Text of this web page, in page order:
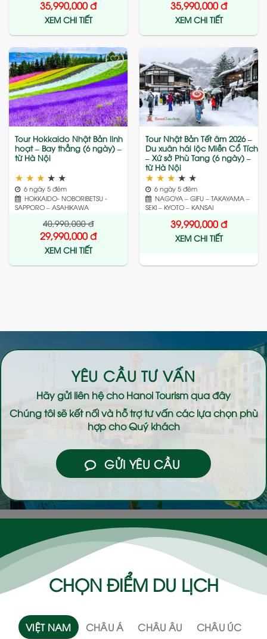
35,990,000đ
XEM CHI TIẾT
35,990,000đ
XEM CHI TIẾT
Add
to
wishlist
Tour Hokkaido Nhật Bản linh
hoạt – Bay thẳng (6 ngày) –
từ Hà Nội
★ ★ ★ ★ ★
6 ngày 5 đêm
HOKKAIDO- NOBORIBETSU -
SAPPORO – ASAHIKAWA
40,990,000đ
29,990,000đ
XEM CHI TIẾT
Add
to
wishlist
Tour Nhật Bản Tết âm 2026 –
Du xuân hái lộc Miền Cổ Tích
– Xứ sở Phù Tang (6 ngày) –
từ Hà Nội
★ ★ ★ ★ ★
6 ngày 5 đêm
NAGOYA – GIFU – TAKAYAMA –
SEKI – KYOTO – KANSAI
39,990,000đ
XEM CHI TIẾT
YÊU CẦU TƯ VẤN
Hãy gửi liên hệ choHanoi Tourismqua đây
Chúng tôi sẽ kết nối và hỗ trợ tư vấn các lựa chọn phù
hợp cho Quý khách
GỬI YÊU CẦU
CHỌN ĐIỂM DU LỊCH
VIỆT NAM CHÂU Á CHÂU ÂU
CHÂU ÚC